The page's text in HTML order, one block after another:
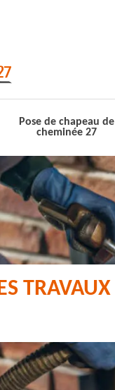
Pose de chapeau de
cheminée 27
TRAVAUX